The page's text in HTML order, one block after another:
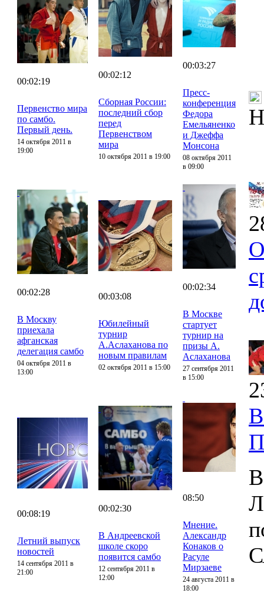
00:02:19
Первенство мира
по самбо.
Первый день.
14 октября 2011 в
19:00
00:02:12
Сборная России:
последний сбор
перед
Первенством
мира
10 октября 2011 в 19:00
00:03:27
Пресс-
конференция
Федора
Емельяненко
и Джеффа
Монсона
08 октября 2011
в 09:00
00:02:28
В Москву
приехала
афганская
делегация самбо
04 октября 2011 в
13:00
00:03:08
Юбилейный
турнир
А.Аслаханова по
новым правилам
02 октября 2011 в 15:00
00:02:34
В Москве
стартует
турнир на
призы А.
Аслаханова
27 сентября 2011
в 15:00
00:08:19
Летний выпуск
новостей
14 сентября 2011 в
21:00
00:02:30
В Андреевской
школе скоро
появится самбо
12 сентября 2011 в
12:00
08:50
Мнение.
Александр
Конаков о
Расуле
Мирзаеве
24 августа 2011 в
18:00